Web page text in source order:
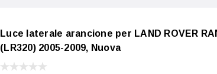
Luce laterale arancione per LAND ROVER
(LR320) 2005-2009, Nuova